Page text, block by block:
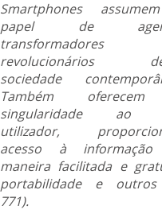
Smartphones
papel de
revolucionários
sociedade
Também
singularidade ao
utilizador,
acesso à
maneira facilitada e
portabilidade e
771).